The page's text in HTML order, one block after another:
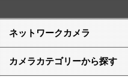
ネットワークカメラ
カメラカテゴリーから探す